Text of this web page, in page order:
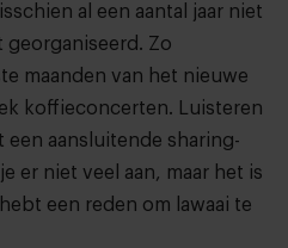
al een aantal jaar niet
Zo
maanden van het nieuwe
koffieconcerten. Luisteren
een aansluitende sharing-
er niet veel aan, maar het is
een reden om lawaai te